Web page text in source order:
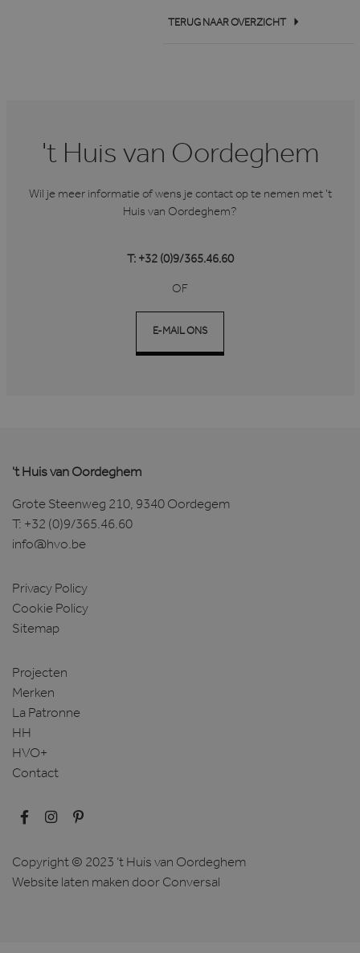
TERUG NAAR OVERZICHT
't Huis van Oordeghem
Wil je meer informatie of wens je contact op te nemen met ’t
Huis van Oordeghem?
T: +32 (0)9/365.46.60
OF
E-MAIL ONS
't Huis van Oordeghem
Grote Steenweg 210, 9340 Oordegem
T: +32 (0)9/365.46.60
info@hvo.be
Privacy Policy
Cookie Policy
Sitemap
Projecten
Merken
La Patronne
HH
HVO+
Contact
Copyright © 2023 ’t Huis van Oordeghem
Website laten maken door Conversal